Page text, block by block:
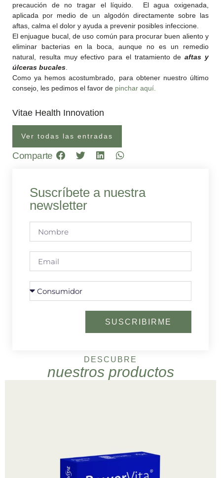
precaución de no tragar el líquido. El agua oxigenada,
aplicada por medio de un algodón directamente sobre las
aftas, calma el dolor y ayuda a prevenir posibles infeccione.
El enjuague bucal, de uso común para procurar buen aliento y
eliminar bacterias en la boca, aunque no es un remedio
natural, resulta muy efectivo para el tratamiento deaftas y
úlceras bucales
Como ya hemos acostumbrado, para obtener nuestro último
consejo, les pedimos el favor de pinchar aquí.
Vitae Health Innovation
Ver todas las entradas
Comparte
Suscríbete a nuestra
newsletter
SUSCRIBIRME
DESCUBRE
nuestros productos